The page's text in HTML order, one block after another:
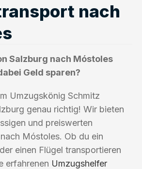
nach
Salzburg nach Móstoles
Geld sparen?
Umzugskönig Schmitz
genau richtig! Wir bieten
und preiswerten
nach Móstoles. Ob du ein
einen Flügel transportieren
erfahrenen Umzugshelfer